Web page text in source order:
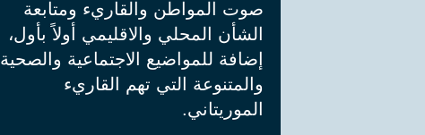
صوت المواطن والقاريء ومتابعة
الشأن المحلي والاقليمي أولاً بأول،
إضافة للمواضيع الاجتماعية والصحية
والمتنوعة التي تهم القاريء
الموريتاني.